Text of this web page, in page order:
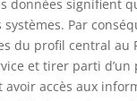
données signifient
Par
du profil central au
et tirer parti
accès aux